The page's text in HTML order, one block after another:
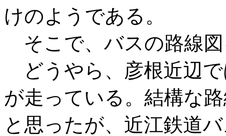
けのようである。
そこで、バスの路線
どうやら、彦根近辺
が走っている。結構な
と思ったが、近江鉄道